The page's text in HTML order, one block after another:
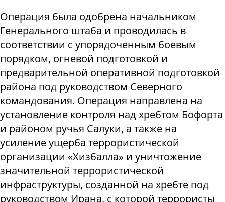
Операция была одобрена начальником
Генерального штаба и проводилась в
соответствии с упорядоченным боевым
порядком, огневой подготовкой и
предварительной оперативной подготовкой
района под руководством Северного
командования. Операция направлена ​​на
установление контроля над хребтом Бофорта
и районом ручья Салуки, а также на
усиление ущерба террористической
организации «Хизбалла» и уничтожение
значительной террористической
инфраструктуры, созданной на хребте под
руководством Ирана, с которой террористы